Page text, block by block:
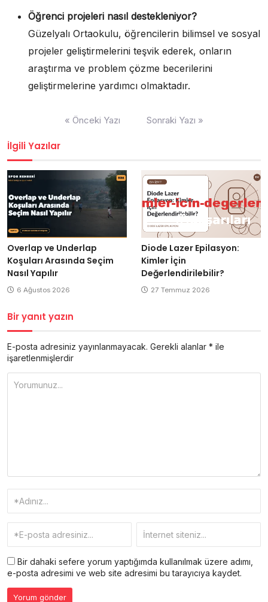
Öğrenci projeleri nasıl destekleniyor?
Güzelyalı Ortaokulu, öğrencilerin bilimsel ve sosyal
projeler geliştirmelerini teşvik ederek, onların
araştırma ve problem çözme becerilerini
geliştirmelerine yardımcı olmaktadır.
« Önceki Yazı Sonraki Yazı »
İlgili Yazılar
Overlap ve Underlap
Koşuları Arasında Seçim
Nasıl Yapılır
6 Ağustos 2026
Diode Lazer Epilasyon:
Kimler İçin
Değerlendirilebilir?
27 Temmuz 2026
Bir yanıt yazın
E-posta adresiniz yayınlanmayacak. Gerekli alanlar * ile
işaretlenmişlerdir
Bir dahaki sefere yorum yaptığımda kullanılmak üzere adımı,
e-posta adresimi ve web site adresimi bu tarayıcıya kaydet.